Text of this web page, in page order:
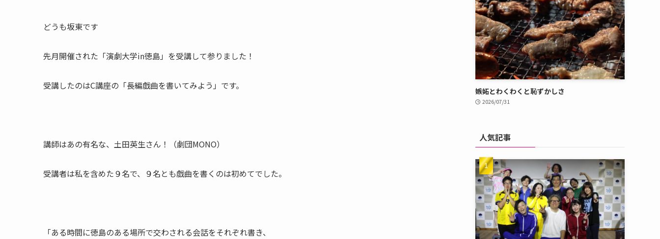
どうも坂東です
先月開催された「演劇大学in徳島」を受講して参りました！
受講したのはC講座の「長編戯曲を書いてみよう」です。
講師はあの有名な、土田英生さん！（劇団MONO）
受講者は私を含めた９名で、９名とも戯曲を書くのは初めてでした。
「ある時間に徳島のある場所で交わされる会話をそれぞれ書き、
嫉妬とわくわくと恥ずかしさ
2026/07/31
人気記事